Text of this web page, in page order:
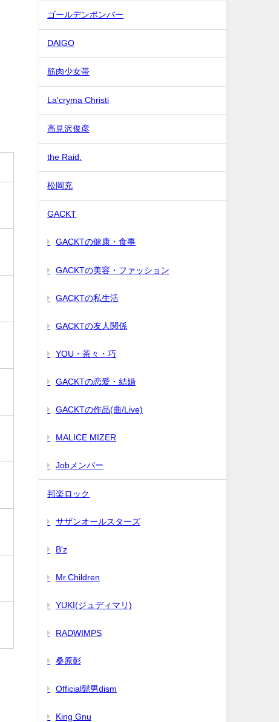
ゴールデンボンバー
DAIGO
筋肉少女帯
La'cryma Christi
高見沢俊彦
the Raid.
松岡充
GACKT
GACKTの健康・食事
GACKTの美容・ファッション
GACKTの私生活
GACKTの友人関係
YOU・茶々・巧
GACKTの恋愛・結婚
GACKTの作品(曲/Live)
MALICE MIZER
Jobメンバー
邦楽ロック
サザンオールスターズ
B'z
Mr.Children
YUKI(ジュディマリ)
RADWIMPS
桑原彰
Official髭男dism
King Gnu